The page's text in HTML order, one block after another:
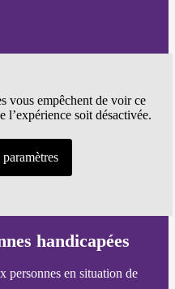
vous empêchent de voir ce
l’expérience soit désactivée.
handicapées
personnes en situation de